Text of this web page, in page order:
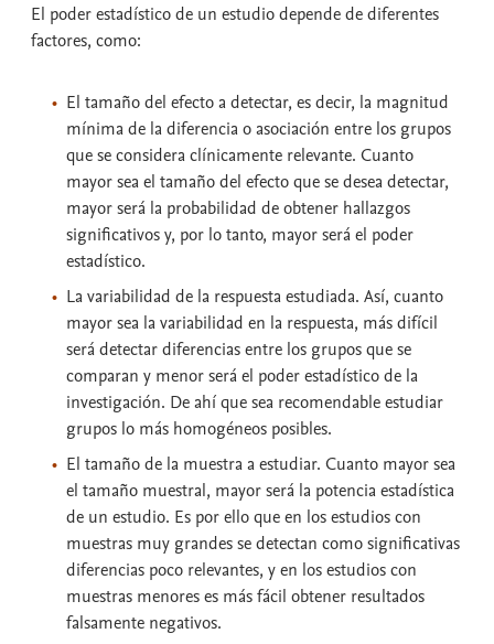
El poder estadísticode un estudio depende de diferentes
factores, como:
El tamaño del efecto a detectar, es decir, la magnitud
mínima de la diferencia o asociación entre los grupos
que se considera clínicamente relevante. Cuanto
mayor sea el tamaño del efecto que se desea detectar,
mayor será la probabilidad de obtener hallazgos
significativos y, por lo tanto, mayor será el poder
estadístico.
Lavariabilidad de la respuesta estudiada. Así, cuanto
mayor sea la variabilidad en la respuesta, más difícil
será detectar diferencias entre los grupos que se
comparan y menor será el poder estadístico de la
investigación. De ahí que sea recomendable estudiar
grupos lo más homogéneos posibles.
El tamaño de la muestraa estudiar. Cuanto mayor sea
el tamaño muestral, mayor será la potencia estadística
de un estudio. Es por ello que en los estudios con
muestras muy grandes se detectan como significativas
diferencias poco relevantes, y en los estudios con
muestras menores es más fácil obtener resultados
falsamente negativos.